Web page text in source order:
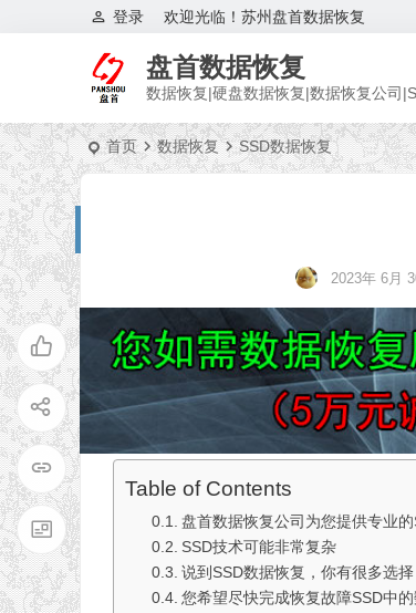
欢迎光临！苏州盘首数据恢复
登录
盘首数据恢复
数据恢复|硬盘数据恢复|数据恢复公司
首页 数据恢复 SSD数据恢复
2023年 6月
Table of Contents
盘首数据恢复公司为您提供专业的
SSD技术可能非常复杂
说到SSD数据恢复，你有很多选择
您希望尽快完成恢复故障SSD中